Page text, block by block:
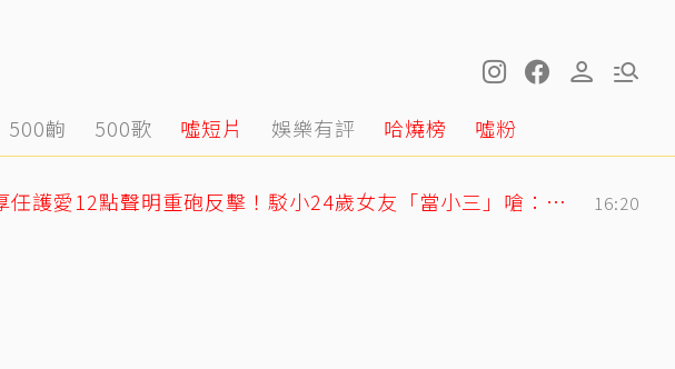
500齣 500歌 噓短片 娛樂有評 哈燒榜 噓粉
姜厚任護愛12點聲明重砲反擊！駁小24歲女友「當小三」嗆：講三小？ 16:20